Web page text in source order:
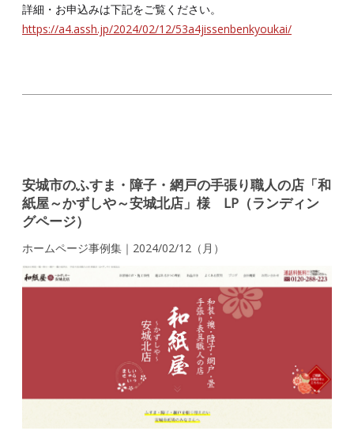
詳細・お申込みは下記をご覧ください。
https://a4.assh.jp/2024/02/12/53a4jissenbenkyoukai/
安城市のふすま・障子・網戸の手張り職人の店「和
紙屋～かずしや～安城北店」様 LP（ランディン
グページ）
ホームページ事例集｜2024/02/12（月）